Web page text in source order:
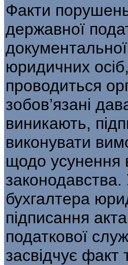
Факти
держав­ної
юридичних
проводиться
зобов’язані
виникають,
виконувати
щодо усунення
законодавства.
бухгалтера
підписання
податкової
засвідчує факт